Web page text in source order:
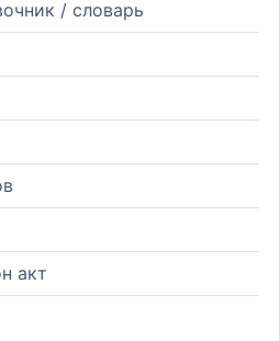
/ словарь
акт